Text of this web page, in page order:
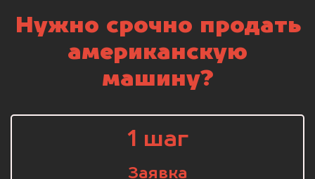
Нужно срочно продать
американскую
машину?
1 шаг
Заявка